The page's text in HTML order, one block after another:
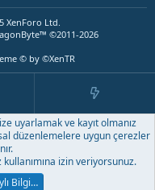
XenForo Ltd.
©2011-2026
© by ©XenTR
uyarlamak ve kayıt olmanız
düzenlemelere uygun çerezler
izin veriyorsunuz.
Bilgi…